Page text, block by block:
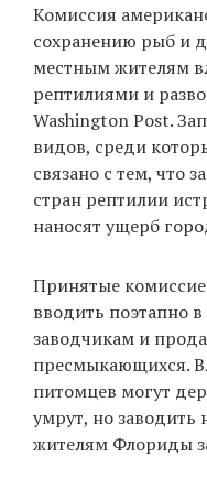
EN
UA
Комиссия
сохранению рыб и
местным жителям
рептилиями и
Washington Post.
видов, среди
связано с тем, что
стран рептилии
наносят ущерб
Принятые
вводить поэтапно в
заводчикам и
пресмыкающихся.
питомцев могут
умрут, но
жителям Флориды